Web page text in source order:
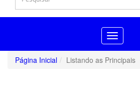
Toggle
navigation
Página Inicial
Listando as Principais